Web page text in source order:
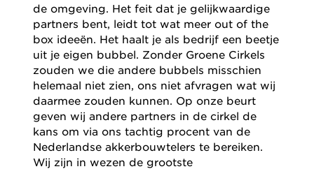
de omgeving. Het feit dat je gelijkwaardige
partners bent, leidt tot wat meer out of the
box ideeën. Het haalt je als bedrijf een beetje
uit je eigen bubbel. Zonder Groene Cirkels
zouden we die andere bubbels misschien
helemaal niet zien, ons niet afvragen wat wij
daarmee zouden kunnen. Op onze beurt
geven wij andere partners in de cirkel de
kans om via ons tachtig procent van de
Nederlandse akkerbouwtelers te bereiken.
Wij zijn in wezen de grootste